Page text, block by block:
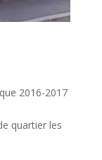
2016-2017
quartier les